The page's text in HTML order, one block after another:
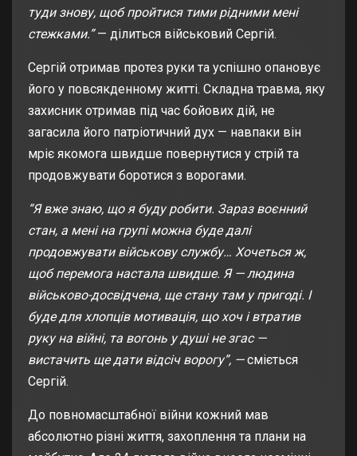
туди знову, щоб пройтися тими рідними мені
стежками.”— ділиться військовий Сергій.
Сергій отримав протез руки та успішно опановує
його у повсякденному житті. Складна травма, яку
захисник отримав під час бойових дій, не
загасила його патріотичний дух — навпаки він
мріє якомога швидше повернутися у стрій та
продовжувати боротися з ворогами.
“Я вже знаю, що я буду робити. Зараз воєнний
стан, а мені на групі можна буде далі
продовжувати військову службу… Хочеться ж,
щоб перемога настала швидше. Я — людина
військово-досвідчена, ще стану там у пригоді. І
буде для хлопців мотивація, що хоч і втратив
руку на війні, та вогонь у душі не згас —
вистачить ще дати відсіч ворогу”, —сміється
Сергій.
До повномасштабної війни кожний мав
абсолютно різні життя, захоплення та плани на